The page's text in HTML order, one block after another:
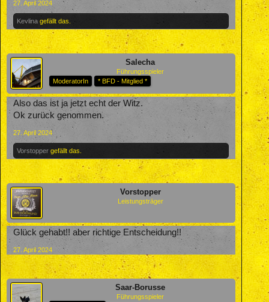
27. April 2024
Kevlina gefällt das.
Salecha
Führungsspieler
ModeratorIn
* BFD - Mitglied *
Also das ist ja jetzt echt der Witz.
Ok zurück genommen.
27. April 2024
Vorstopper gefällt das.
Vorstopper
Leistungsträger
Glück gehabt!! aber richtige Entscheidung!!
27. April 2024
Saar-Borusse
Führungsspieler